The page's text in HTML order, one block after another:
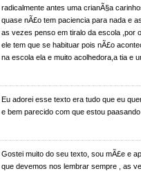
radicalmente antes uma crianÃ§a
quase nÃ£o tem paciencia para nada e
as vezes penso em tiralo da escola ,por
ele tem que se habituar pois nÃ£o
na escola ela e muito acolhedora,a tia e
Eu adorei esse texto era tudo que eu
e bem parecido com que estou
Gostei muito do seu texto, sou mÃ£e e
que devemos nos lembrar sempre , as